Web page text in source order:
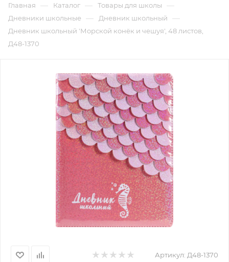
Главная — Каталог — Товары для школы —
Дневники школьные — Дневник школьный —
Дневник школьный 'Морской конёк и чешуя', 48 листов,
Д48-1370
Артикул: Д48-1370